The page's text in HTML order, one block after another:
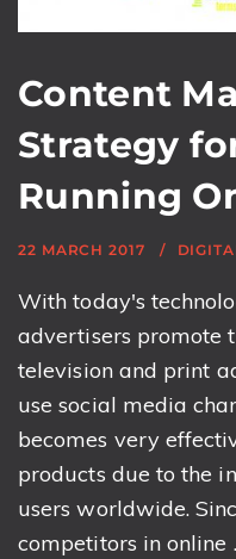
Content
Strategy
Running
22 MARCH 2017
With today's
advertisers promote
television and print
use social media
becomes very
products due to the
users worldwide.
competitors in online